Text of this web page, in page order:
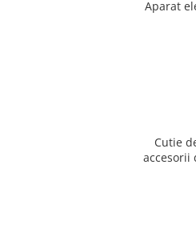
Aparat
Cutie
accesorii